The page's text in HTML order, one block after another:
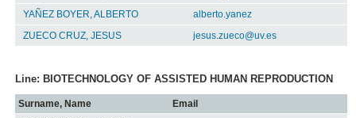
YAÑEZ BOYER, ALBERTO
alberto.yanez
ZUECO CRUZ, JESUS
jesus.zueco@uv.es
Line: BIOTECHNOLOGY OF ASSISTED HUMAN REPRODUCTION
Surname, Name
Email